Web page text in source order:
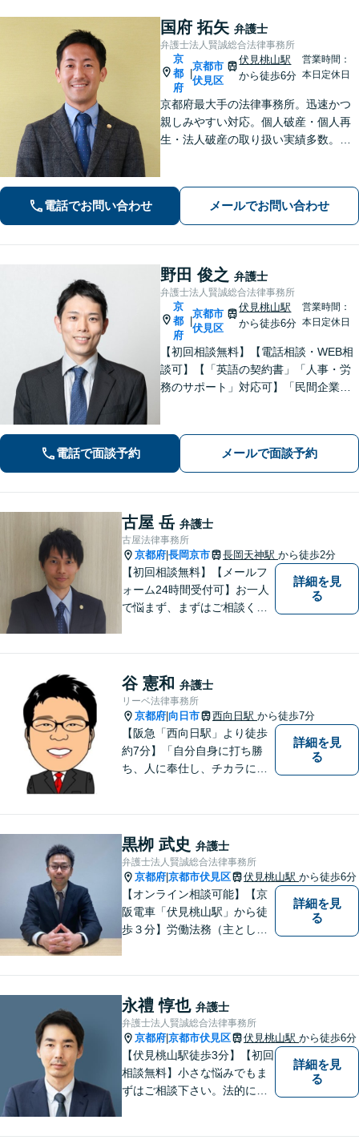
国府 拓矢 弁護士
弁護士法人賢誠総合法律事務所
京
都
府
|
京都市
伏見区
伏見桃山駅
から徒歩6分
営業時間：
本日定休日
京都府最大手の法律事務所。迅速かつ
親しみやすい対応。個人破産・個人再
生・法人破産の取り扱い実績多数。
陵前駅・京阪中書島駅徒歩10分】
電話でお問い合わせ メールでお問い合わせ
野田 俊之 弁護士
弁護士法人賢誠総合法律事務所
京
都
府
|
京都市
伏見区
伏見桃山駅
から徒歩6分
営業時間：
本日定休日
【初回相談無料】【電話相談・WEB相
談可】【「英語の契約書」「人事・労
務のサポート」対応可】「民間企業へ
バイスで経営をサポートします！【休
日・夜間相談あり】
電話で面談予約 メールで面談予約
古屋 岳 弁護士
古屋法律事務所
京都府 長岡京市 長岡天神駅 から徒歩2分
【初回相談無料】【メールフ
ォーム24時間受付可】お一人
で悩まず、まずはご相談くだ
詳細を見
る
谷 憲和 弁護士
リーベ法律事務所
京都府 向日市 西向日駅 から徒歩7分
【阪急「西向日駅」より徒歩
約7分】「自分自身に打ち勝
ち、人に奉仕し、チカラにな
じて弁護活動をおこなってま
いります。お気軽にご相談く
ださい。
詳細を見
る
黒栁 武史 弁護士
弁護士法人賢誠総合法律事務所
京都府 京都市伏見区 伏見桃山駅 から徒歩6分
【オンライン相談可能】【京
阪電車「伏見桃山駅」から徒
歩３分】労働法務（主として
件、建築事件などの幅広い分
野でも経験を積んでおりま
す。お気軽にご相談くださ
い。
詳細を見
る
永禮 惇也 弁護士
弁護士法人賢誠総合法律事務所
京都府 京都市伏見区 伏見桃山駅 から徒歩6分
【伏見桃山駅徒歩3分】【初回
相談無料】小さな悩みでもま
ずはご相談下さい。法的に無
詳細を見
る